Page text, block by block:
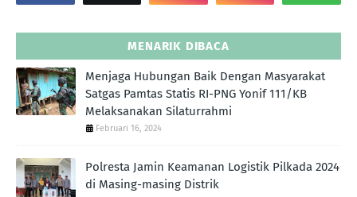
MENARIK DIBACA
Menjaga Hubungan Baik Dengan Masyarakat
Satgas Pamtas Statis RI-PNG Yonif 111/KB
Melaksanakan Silaturrahmi
Februari 16, 2024
Polresta Jamin Keamanan Logistik Pilkada 2024
di Masing-masing Distrik